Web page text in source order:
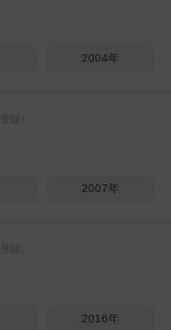
2004年
2007年
2016年